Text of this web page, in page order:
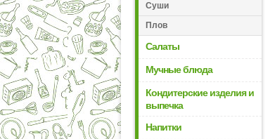
Суши
Плов
Салаты
Мучные блюда
Кондитерские изделия и
выпечка
Напитки